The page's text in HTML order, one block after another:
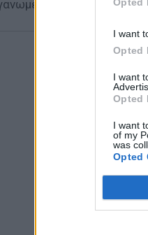
I want
Opted
I want
Opted
I want
of my
was
Opted
προσπαθειών